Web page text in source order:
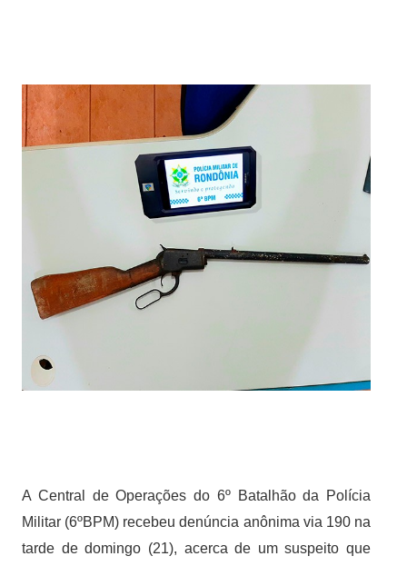
A Central de Operações do 6º Batalhão da Polícia
Militar (6ºBPM) recebeu denúncia anônima via 190 na
tarde de domingo (21), acerca de um suspeito que